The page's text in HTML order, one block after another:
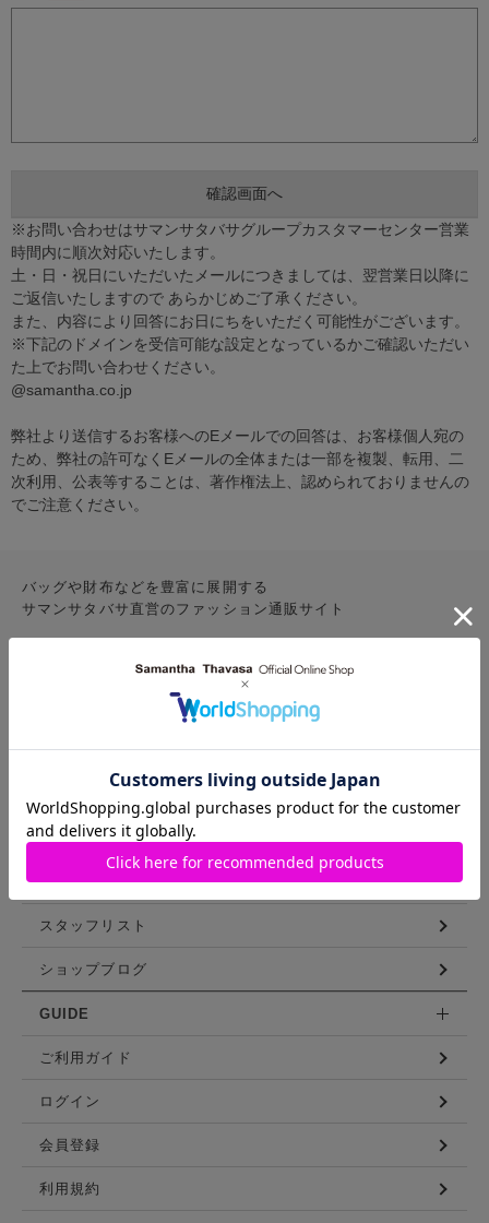
※お問い合わせはサマンサタバサグループカスタマーセンター営業
時間内に順次対応いたします。
土・日・祝日にいただいたメールにつきましては、翌営業日以降に
ご返信いたしますので あらかじめご了承ください。
また、内容により回答にお日にちをいただく可能性がございます。
※下記のドメインを受信可能な設定となっているかご確認いただい
た上でお問い合わせください。
@samantha.co.jp
弊社より送信するお客様へのEメールでの回答は、お客様個人宛の
ため、弊社の許可なくEメールの全体または一部を複製、転用、二
次利用、公表等することは、著作権法上、認められておりませんの
でご注意ください。
バッグや財布などを豊富に展開する
サマンサタバサ直営のファッション通販サイト
お気に入りアイテム
特集
ランキング
コーディネート
スタッフリスト
ショップブログ
GUIDE
ご利用ガイド
ログイン
会員登録
利用規約